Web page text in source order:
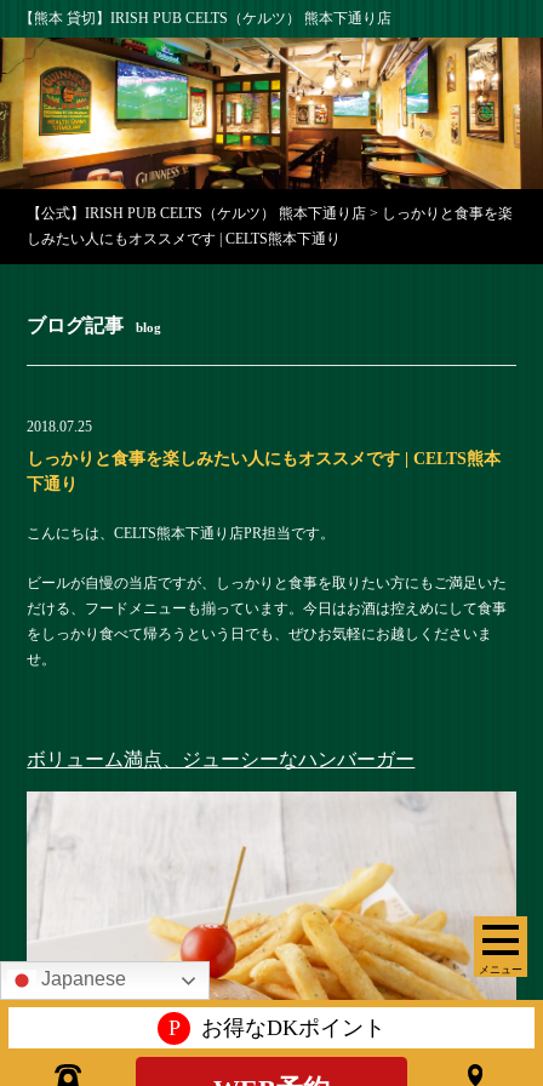
【熊本 貸切】IRISH PUB CELTS（ケルツ） 熊本下通り店
メニュー
【公式】IRISH PUB CELTS（ケルツ） 熊本下通り店 > しっかりと食事を楽
しみたい人にもオススメです | CELTS熊本下通り
ブログ記事 blog
2018.07.25
しっかりと食事を楽しみたい人にもオススメです | CELTS熊本
下通り
こんにちは、CELTS熊本下通り店PR担当です。
ビールが自慢の当店ですが、しっかりと食事を取りたい方にもご満足いた
だける、フードメニューも揃っています。今日はお酒は控えめにして食事
をしっかり食べて帰ろうという日でも、ぜひお気軽にお越しくださいま
せ。
ボリューム満点、ジューシーなハンバーガー
Japanese
P お得なDKポイント